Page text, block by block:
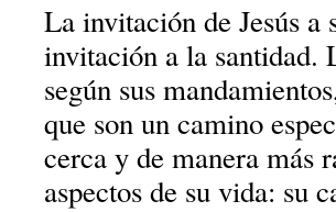
La invitación de Jesús a
invitación a la santidad.
según sus
que son un camino
cerca y de manera más
aspectos de su vida: su